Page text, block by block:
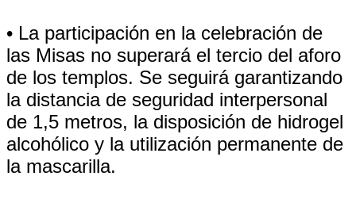
• La participación en la celebración de
las Misas no superará el tercio del aforo
de los templos. Se seguirá garantizando
la distancia de seguridad interpersonal
de 1,5 metros, la disposición de hidrogel
alcohólico y la utilización permanente de
la mascarilla.